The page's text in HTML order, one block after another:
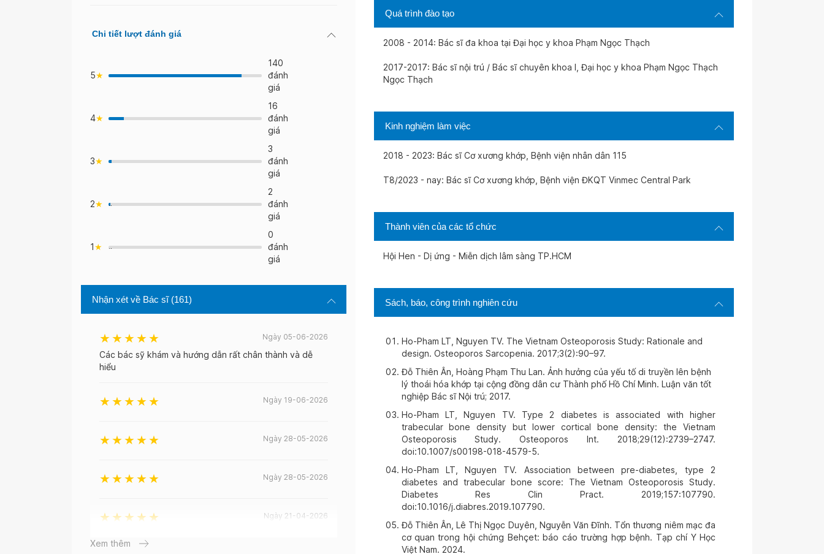
Chi tiết lượt đánh giá
5
140
đánh
giá
4 >
16
đánh
giá
3 >
3
đánh
giá
2 ">
2
đánh
giá
1 ">
0
đánh
giá
Nhận xét về Bác sĩ (161)
Ngày 05-06-2026
Các bác sỹ khám và hướng dẫn rất chân thành và dễ
hiểu
Ngày 19-06-2026
Ngày 28-05-2026
Ngày 28-05-2026
Ngày 21-04-2026
Xem thêm
Quá trình đào tạo
2008 - 2014: Bác sĩ đa khoa tại Đại học y khoa Phạm Ngọc Thạch
2017-2017: Bác sĩ nội trú / Bác sĩ chuyên khoa I, Đại học y khoa Phạm Ngọc Thạch
Ngọc Thạch
Kinh nghiệm làm việc
2018 - 2023: Bác sĩ Cơ xương khớp, Bệnh viện nhân dân 115
T8/2023 - nay: Bác sĩ Cơ xương khớp, Bệnh viện ĐKQT Vinmec Central Park
Thành viên của các tổ chức
Hội Hen - Dị ứng - Miễn dịch lâm sàng TP.HCM
Sách, báo, công trình nghiên cứu
Ho-Pham LT, Nguyen TV. The Vietnam Osteoporosis Study: Rationale and
design. Osteoporos Sarcopenia. 2017;3(2):90–97.
Đỗ Thiên Ân, Hoàng Phạm Thu Lan. Ảnh hưởng của yếu tố di truyền lên bệnh
lý thoái hóa khớp tại cộng đồng dân cư Thành phố Hồ Chí Minh. Luận văn tốt
nghiệp Bác sĩ Nội trú; 2017.
Ho-Pham LT, Nguyen TV. Type 2 diabetes is associated with higher
trabecular bone density but lower cortical bone density: the Vietnam
Osteoporosis Study. Osteoporos Int. 2018;29(12):2739–2747.
doi:10.1007/s00198-018-4579-5.
Ho-Pham LT, Nguyen TV. Association between pre-diabetes, type 2
diabetes and trabecular bone score: The Vietnam Osteoporosis Study.
Diabetes Res Clin Pract. 2019;157:107790.
doi:10.1016/j.diabres.2019.107790.
Đỗ Thiên Ân, Lê Thị Ngọc Duyên, Nguyễn Văn Đĩnh. Tổn thương niêm mạc đa
cơ quan trong hội chứng Behçet: báo cáo trường hợp bệnh. Tạp chí Y Học
Việt Nam. 2024.